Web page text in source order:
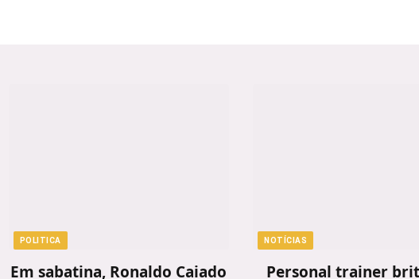
POLITICA
Em sabatina, Ronaldo Caiado
NOTÍCIAS
Personal trainer